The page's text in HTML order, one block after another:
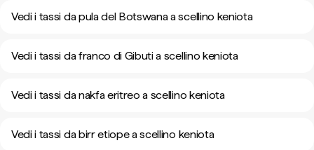
Vedi i tassi da pula del Botswana a scellino keniota
Vedi i tassi da franco di Gibuti a scellino keniota
Vedi i tassi da nakfa eritreo a scellino keniota
Vedi i tassi da birr etiope a scellino keniota